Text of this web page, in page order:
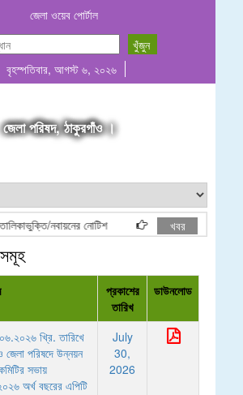
জেলা ওয়েব পোর্টাল
বৃহস্পতিবার, আগস্ট ৬, ২০২৬
জেলা পরিষদ, ঠাকুরগাঁও ।
নবায়নের নোটিশ সূধীর চন্দ্র রায় ( অফিস
খবর
প্রকাশের
তারিখ
ডাউনলোড
খ্রি. তারিখে
জেলা পরিষদে উন্নয়ন
সভায়
অর্খ বছরের এপিটি
July
30,
2026